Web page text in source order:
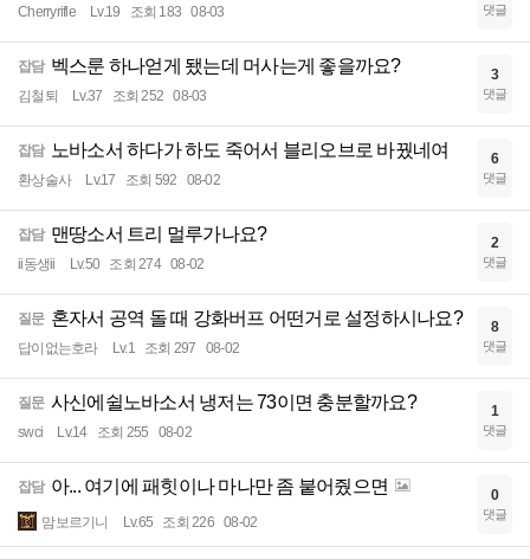
Cherryrifle Lv.19 조회 183 08-03 댓글
잡담 벡스룬 하나얻게 됐는데 머사는게 좋을까요?
김철퇴 Lv.37 조회 252 08-03
3
댓글
잡담 노바소서 하다가 하도 죽어서 블리오브로 바꿨네여
환상술사 Lv.17 조회 592 08-02
6
댓글
잡담 맨땅소서 트리 멀루가나요?
ii동생ii Lv.50 조회 274 08-02
2
댓글
질문 혼자서 공역 돌 때 강화버프 어떤거로 설정하시나요?
답이없는호라 Lv.1 조회 297 08-02
8
댓글
질문 사신에쉴노바소서 냉저는 73이면 충분할까요?
swci Lv.14 조회 255 08-02
1
댓글
잡담 아... 여기에 패힛이나 마나만 좀 붙어줬으면
맘보르기니 Lv.65 조회 226 08-02
0
댓글